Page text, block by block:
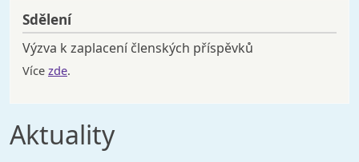
Aktuality
Sdělení
Výzva k zaplacení členských příspěvků
Více zde.